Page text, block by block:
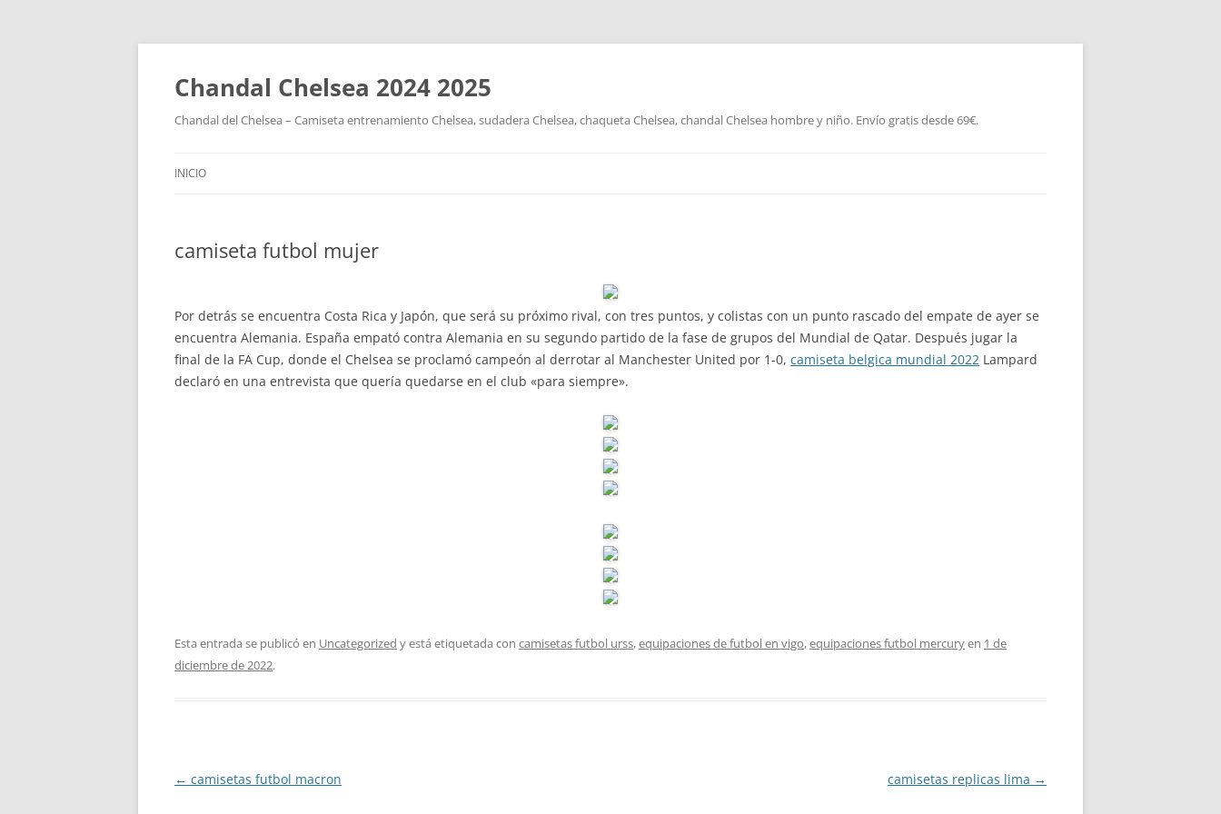
Chandal Chelsea 2024 2025
Chandal del Chelsea – Camiseta entrenamiento Chelsea, sudadera Chelsea, chaqueta Chelsea, chandal Chelsea hombre y niño. Envío gratis desde 69€.
INICIO
camiseta futbol mujer
Por detrás se encuentra Costa Rica y Japón, que será su próximo rival, con tres puntos, y colistas con un punto rascado del empate de ayer se
encuentra Alemania. España empató contra Alemania en su segundo partido de la fase de grupos del Mundial de Qatar. Después jugar la
final de la FA Cup, donde el Chelsea se proclamó campeón al derrotar al Manchester United por 1-0, camiseta belgica mundial 2022 Lampard
declaró en una entrevista que quería quedarse en el club «para siempre».
Esta entrada se publicó en Uncategorized y está etiquetada con camisetas futbol urss,equipaciones de futbol en vigo,equipaciones futbol mercuryen 1 de
diciembre de 2022.
Navegación
← camisetas futbol macron camisetas replicas lima →